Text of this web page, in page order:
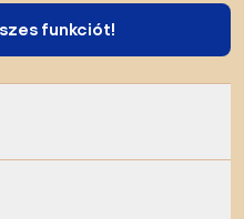
funkciót!